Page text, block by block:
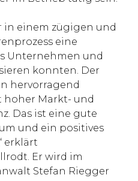
in einem zügigen und
eine
Unternehmen und
konnten. Der
hervorragend
hoher Markt- und
Das ist eine gute
und ein positives
erklärt
Er wird im
Stefan Riegger